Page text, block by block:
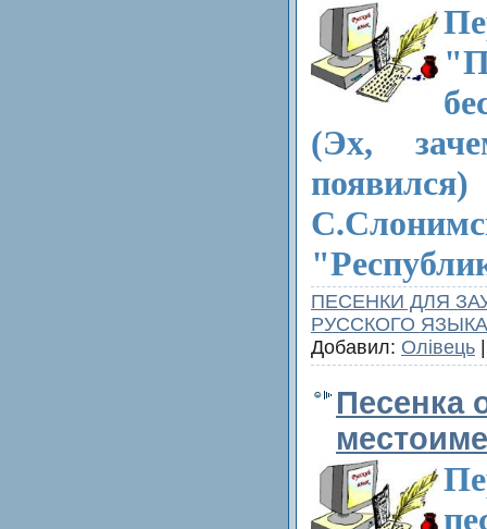
(Эх,
ПЕСЕНКИ ДЛЯ
РУССКОГО ЯЗЫКА
Добавил: Олівець
Песенка